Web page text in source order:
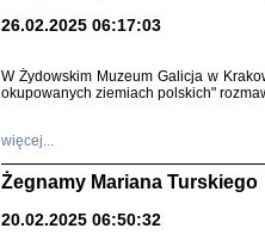
26.02.2025 06:17:03
W Żydowskim Muzeum Galicja w
okupowanych ziemiach polskich"
więcej...
Żegnamy Mariana Turskiego
20.02.2025 06:50:32